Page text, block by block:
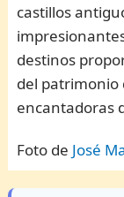
castillos
destinos
del patrimonio
encantadoras
Foto de José